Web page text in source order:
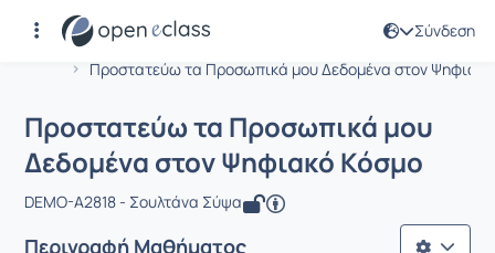
Σύνδεση
Αρχική Σελίδα
Προστατεύω τα Προσωπικά μου Δεδομένα στον
Μάθημα : Προστατεύω τα
Προστατεύω τα Προσωπικά μου
Δεδομένα στον Ψηφιακό Κόσμο
DEMO-A2818 - Σουλτάνα Σύψα
Περιγραφή Μαθήματος